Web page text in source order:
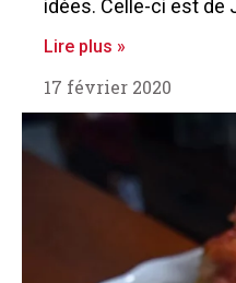
idées. Celle-ci est de
Lire plus »
17 février 2020